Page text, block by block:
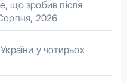
що зробив після
2026
у чотирьох